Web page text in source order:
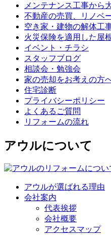
メンテナンス工事から
不動産の売買、リノベ
空き家・建物の解体工
火災保険を適用した屋
イベント・チラシ
スタッフブログ
相談会・勉強会
家の売却をお考えの方
住宅診断
プライバシーポリシー
よくあるご質問
リフォームの流れ
アウルについて
アウルが選ばれる理由
会社案内
代表挨拶
会社概要
アクセスマップ